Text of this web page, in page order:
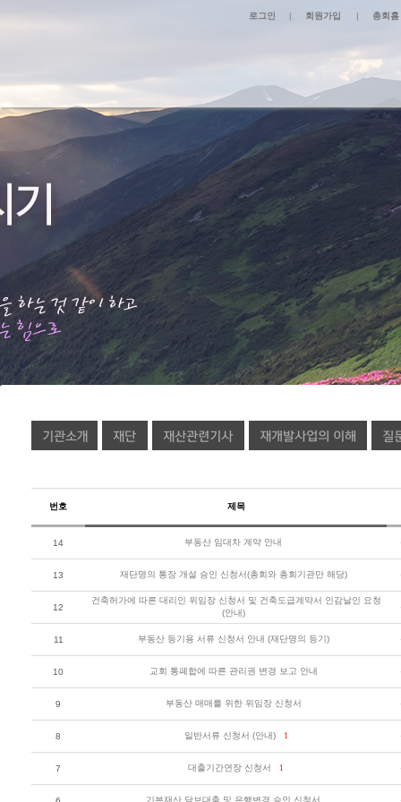
로그인 | 회원가입 | 총회홈
번호 제목
14 부동산 임대차 계약 안내
13 재단명의 통장 개설 승인 신청서(총회와 총회기관만 해당)
12
건축허가에 따른 대리인 위임장 신청서 및 건축도급계약서 인감날인 요청
(안내)
11 부동산 등기용 서류 신청서 안내 (재단명의 등기)
10 교회 통폐합에 따른 관리권 변경 보고 안내
9 부동산 매매를 위한 위임장 신청서
8 일반서류 신청서 (안내) 1
7 대출기간연장 신청서 1
기본재산 담보대출 및 은행변경 승인 신청서